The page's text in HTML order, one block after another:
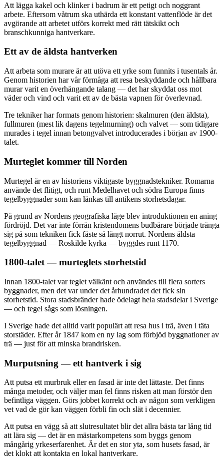
Att lägga kakel och klinker i badrum är ett petigt och noggrant
arbete. Eftersom våtrum ska uthärda ett konstant vattenflöde är det
avgörande att arbetet utförs korrekt med rätt tätskikt och
branschkunniga hantverkare.
Ett av de äldsta hantverken
Att arbeta som murare är att utöva ett yrke som funnits i tusentals år.
Genom historien har vår förmåga att resa beskyddande och hållbara
murar varit en överhängande talang — det har skyddat oss mot
väder och vind och varit ett av de bästa vapnen för överlevnad.
Tre tekniker har formats genom historien: skalmuren (den äldsta),
fullmuren (mest lik dagens tegelmurning) och valvet — som tidigare
murades i tegel innan betongvalvet introducerades i början av 1900-
talet.
Murteglet kommer till Norden
Murtegel är en av historiens viktigaste byggnadstekniker. Romarna
använde det flitigt, och runt Medelhavet och södra Europa finns
tegelbyggnader som kan länkas till antikens storhetsdagar.
På grund av Nordens geografiska läge blev introduktionen en aning
fördröjd. Det var inte förrän kristendomens budbärare började tränga
sig på som tekniken fick fäste så långt norrut. Nordens äldsta
tegelbyggnad — Roskilde kyrka — byggdes runt 1170.
1800-talet — murteglets storhetstid
Innan 1800-talet var teglet välkänt och användes till flera sorters
byggnader, men det var under det århundradet det fick sin
storhetstid. Stora stadsbränder hade ödelagt hela stadsdelar i Sverige
— och tegel sågs som lösningen.
I Sverige hade det alltid varit populärt att resa hus i trä, även i täta
storstäder. Efter år 1847 kom en ny lag som förbjöd byggnationer av
trä — just för att minska brandrisken.
Murputsning — ett hantverk i sig
Att putsa ett murbruk eller en fasad är inte det lättaste. Det finns
många metoder, och väljer man fel finns risken att man förstör den
befintliga väggen. Görs jobbet korrekt och av någon som verkligen
vet vad de gör kan väggen förbli fin och slät i decennier.
Att putsa en vägg så att slutresultatet blir det allra bästa tar lång tid
att lära sig — det är en mästarkompetens som byggs genom
mångårig yrkeserfarenhet. Är det en stor yta, som husets fasad, är
det klokt att kontakta en lokal hantverkare.